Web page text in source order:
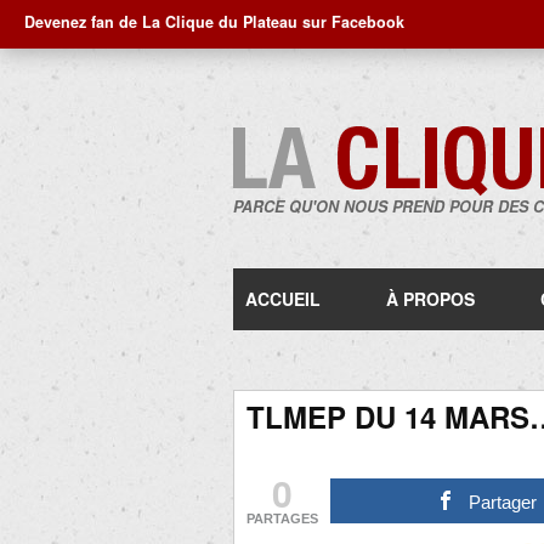
Devenez fan de La Clique du Plateau sur Facebook
PARCE QU'ON NOUS PREND POUR DES
ACCUEIL À PROPOS
TLMEP DU 14
0
PARTAGES
Partager